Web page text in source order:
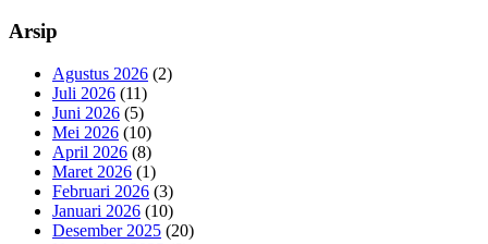
Arsip
Agustus 2026 (2)
Juli 2026 (11)
Juni 2026 (5)
Mei 2026 (10)
April 2026 (8)
Maret 2026 (1)
Februari 2026 (3)
Januari 2026 (10)
Desember 2025 (20)